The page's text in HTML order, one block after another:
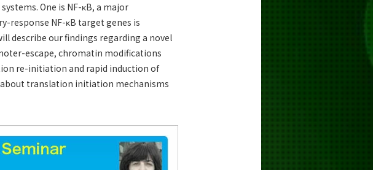
One is NF-κB, a major
NF-κB target genes is
describe our findings regarding a novel
escape, chromatin modifications
re-initiation and rapid induction of
translation initiation mechanisms